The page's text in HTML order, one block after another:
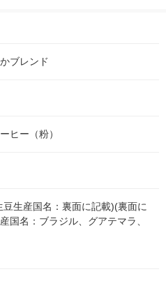
ブレンド
ヒー（粉）
豆生産国名：裏面に記載)(裏面に
国名：ブラジル、グアテマラ、